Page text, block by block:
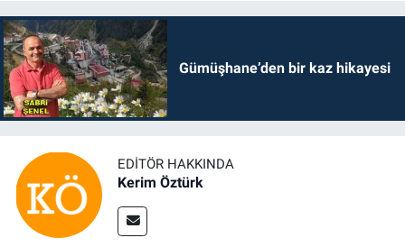
Gümüşhane’den bir kaz hikayesi
EDITÖR HAKKINDA
Kerim Öztürk